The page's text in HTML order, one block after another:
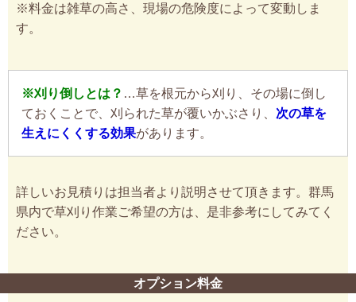
※料金は雑草の高さ、現場の危険度によって変動しま
す。
※刈り倒しとは？ …草を根元から刈り、その場に倒し
ておくことで、刈られた草が覆いかぶさり、 次の草を
生えにくくする効果があります。
詳しいお見積りは担当者より説明させて頂きます。群馬
県内で草刈り作業ご希望の方は、是非参考にしてみてく
ださい。
オプション料金